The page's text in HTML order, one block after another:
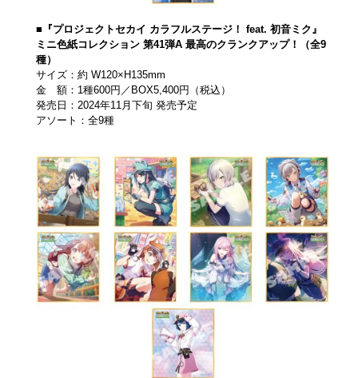
■『プロジェクトセカイ カラフルステージ！ feat. 初音ミク』
ミニ色紙コレクション 第41弾A 最高のクランクアップ！（全9
種）
サイズ：約 W120×H135mm
金 額：1種600円／BOX5,400円（税込）
発売日：2024年11月下旬 発売予定
アソート：全9種